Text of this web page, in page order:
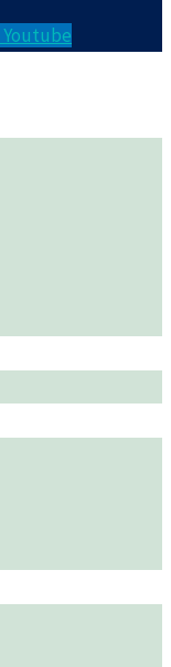
Youtube